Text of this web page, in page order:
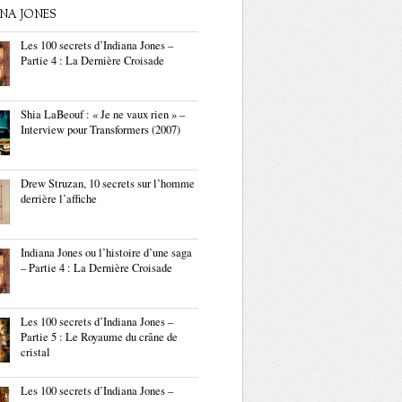
JONES
Les 100 secrets d’Indiana Jones –
Partie 4 : La Dernière Croisade
Shia LaBeouf : « Je ne vaux rien » –
Interview pour Transformers (2007)
Drew Struzan, 10 secrets sur l’homme
derrière l’affiche
Indiana Jones ou l’histoire d’une saga
– Partie 4 : La Dernière Croisade
Les 100 secrets d’Indiana Jones –
Partie 5 : Le Royaume du crâne de
cristal
Les 100 secrets d’Indiana Jones –